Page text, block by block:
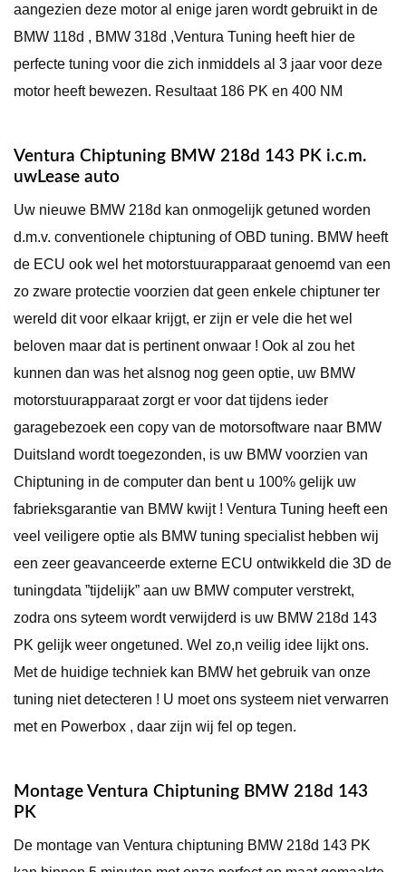
aangezien deze motor al enige jaren wordt gebruikt in de
BMW 118d , BMW 318d ,Ventura Tuning heeft hier de
perfecte tuning voor die zich inmiddels al 3 jaar voor deze
motor heeft bewezen. Resultaat 186 PK en 400 NM
Ventura Chiptuning BMW 218d 143 PK i.c.m.
uwLease auto
Uw nieuwe BMW 218d kan onmogelijk getuned worden
d.m.v. conventionele chiptuning of OBD tuning. BMW heeft
de ECU ook wel het motorstuurapparaat genoemd van een
zo zware protectie voorzien dat geen enkele chiptuner ter
wereld dit voor elkaar krijgt, er zijn er vele die het wel
beloven maar dat is pertinent onwaar ! Ook al zou het
kunnen dan was het alsnog nog geen optie, uw BMW
motorstuurapparaat zorgt er voor dat tijdens ieder
garagebezoek een copy van de motorsoftware naar BMW
Duitsland wordt toegezonden, is uw BMW voorzien van
Chiptuning in de computer dan bent u 100% gelijk uw
fabrieksgarantie van BMW kwijt ! Ventura Tuning heeft een
veel veiligere optie als BMW tuning specialist hebben wij
een zeer geavanceerde externe ECU ontwikkeld die 3D de
tuningdata ”tijdelijk” aan uw BMW computer verstrekt,
zodra ons syteem wordt verwijderd is uw BMW 218d 143
PK gelijk weer ongetuned. Wel zo,n veilig idee lijkt ons.
Met de huidige techniek kan BMW het gebruik van onze
tuning niet detecteren ! U moet ons systeem niet verwarren
met en Powerbox , daar zijn wij fel op tegen.
Montage Ventura Chiptuning BMW 218d 143
PK
De montage van Ventura chiptuning BMW 218d 143 PK